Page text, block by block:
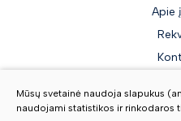
Apie
Mūsų svetainė naudoja slapukus
naudojami statistikos ir rinkodaros